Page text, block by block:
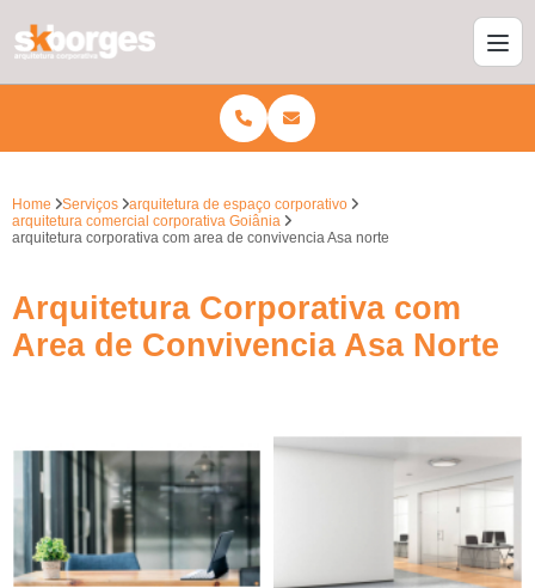
Home Serviços
arquitetura de espaço corporativo
arquitetura comercial corporativa Goiânia
arquitetura corporativa com area de convivencia Asa norte
Arquitetura Corporativa com
Area de Convivencia Asa Norte